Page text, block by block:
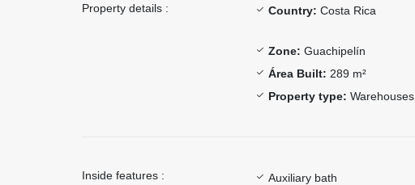
Property details : Country: Costa Rica
Zone: Guachipelín
Área Built: 289 m²
Property type: Warehouses
Inside features : Auxiliary bath